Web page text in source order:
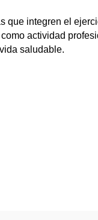
que integren el
actividad
saludable.